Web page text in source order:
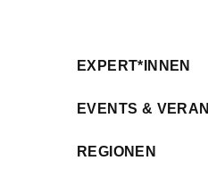
EXPERT*INNEN
EVENTS &
REGIONEN